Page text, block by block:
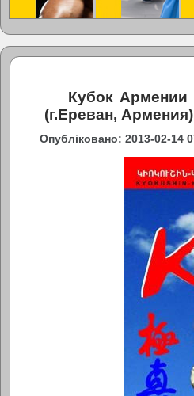
Кубок Армении
(г.Ереван, Армения)
Опубліковано: 2013-02-14